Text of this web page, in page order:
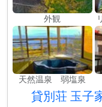
外観
天然温泉 弱塩泉
貸別荘 玉子